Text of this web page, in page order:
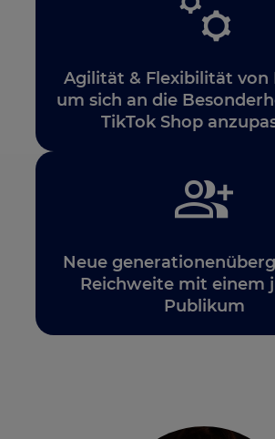
Agilität & Flexibilität von
um sich an die
TikTok Shop
Neue
Reichweite mit einem
Publikum